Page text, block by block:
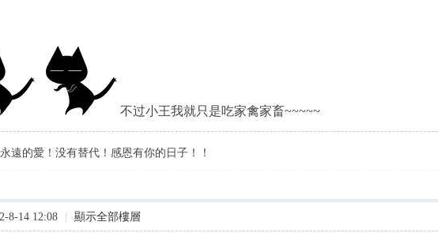
不过小王我就只是吃家禽家畜~~~~~
永遠的愛！没有替代！感恩有你的日子！！
8-14 12:08 顯示全部樓層